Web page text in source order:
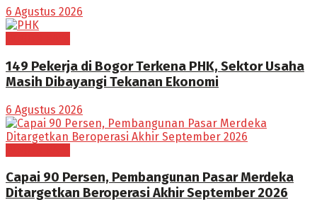
6 Agustus 2026
149 Pekerja di Bogor Terkena PHK, Sektor Usaha
Masih Dibayangi Tekanan Ekonomi
6 Agustus 2026
Capai 90 Persen, Pembangunan Pasar Merdeka
Ditargetkan Beroperasi Akhir September 2026